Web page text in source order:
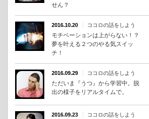
せん？
2016.10.20 ココロの話をしよう
モチベーションは上がらない！？
夢を叶える２つのやる気スイッ
チ！
2016.09.29 ココロの話をしよう
ただいま『うつ』から学習中。脱
出の様子をリアルタイムで。
2016.09.23 ココロの話をしよう